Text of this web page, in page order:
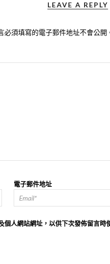
LEAVE A REPLY
必須填寫的電子郵件地址不會公開
電子郵件地址
個人網站網址，以供下次發佈留言時